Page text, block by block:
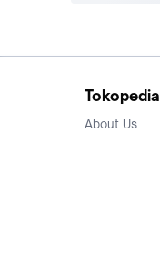
Tokopedia
About Us